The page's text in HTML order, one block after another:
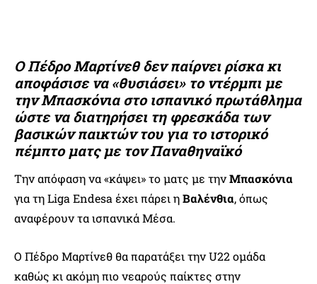
Ο Πέδρο Μαρτίνεθ δεν παίρνει ρίσκα κι
αποφάσισε να «θυσιάσει» το ντέρμπι με
την Μπασκόνια στο ισπανικό πρωτάθλημα
ώστε να διατηρήσει τη φρεσκάδα των
βασικών παικτών του για το ιστορικό
πέμπτο ματς με τον Παναθηναϊκό
Την απόφαση να «κάψει» το ματς με τηνΜπασκόνια
για τη Liga Endesa έχει πάρει ηΒαλένθια, όπως
αναφέρουν τα ισπανικά Μέσα.
Ο Πέδρο Μαρτίνεθ θα παρατάξει την U22 ομάδα
καθώς κι ακόμη πιο νεαρούς παίκτες στην